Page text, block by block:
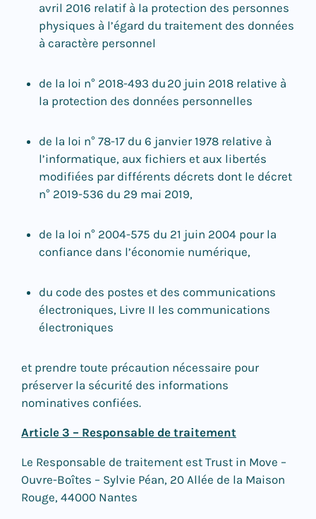
avril 2016 relatif à la protection des personnes
physiques à l’égard du traitement des données
à caractère personnel
de la loi n° 2018-493 du 20 juin 2018 relative à
la protection des données personnelles
de la loi n° 78-17 du 6 janvier 1978 relative à
l’informatique, aux fichiers et aux libertés
modifiées par différents décrets dont le décret
n° 2019-536 du 29 mai 2019,
de la loi n° 2004-575 du 21 juin 2004 pour la
confiance dans l’économie numérique,
du code des postes et des communications
électroniques, Livre II les communications
électroniques
et prendre toute précaution nécessaire pour
préserver la sécurité des informations
nominatives confiées.
Article 3 – Responsable de traitement
Le Responsable de traitement est Trust in Move –
Ouvre-Boîtes – Sylvie Péan, 20 Allée de la Maison
Rouge, 44000 Nantes